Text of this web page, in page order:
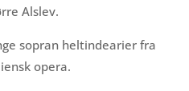
Alslev.
sopran heltindearier fra
opera.